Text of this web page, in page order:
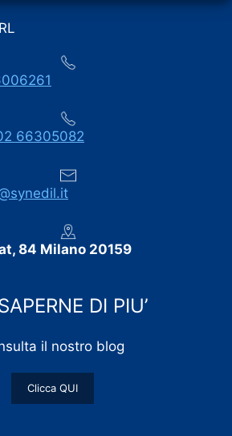
66305082
84 Milano 20159
DI PIU’
il nostro blog
Clicca QUI